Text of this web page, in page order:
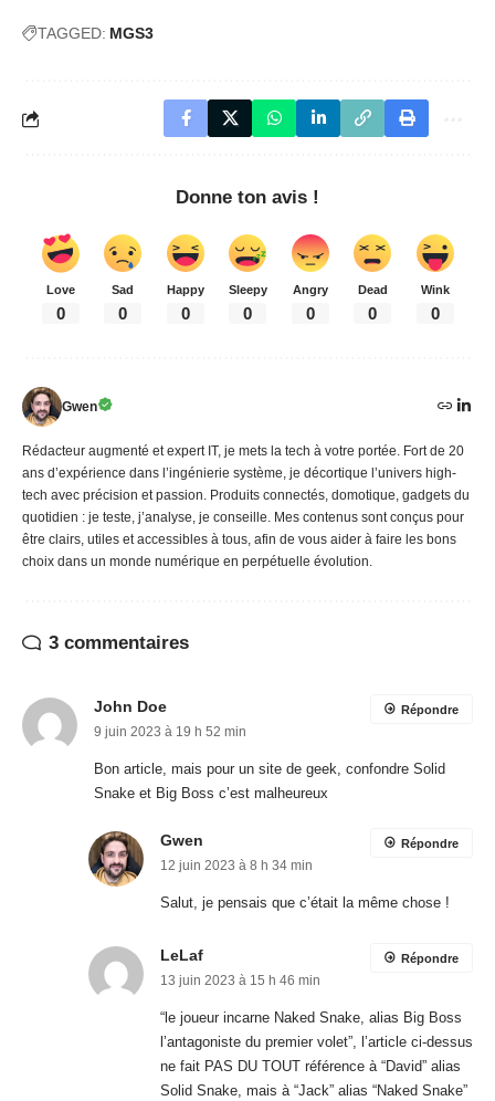
TAGGED: MGS3
Donne ton avis !
Love
0
Sad
0
Happy
0
Sleepy
0
Angry
0
Dead
0
Wink
0
Gwen
Rédacteur augmenté et expert IT, je mets la tech à votre portée. Fort de 20
ans d’expérience dans l’ingénierie système, je décortique l’univers high-
tech avec précision et passion. Produits connectés, domotique, gadgets du
quotidien : je teste, j’analyse, je conseille. Mes contenus sont conçus pour
être clairs, utiles et accessibles à tous, afin de vous aider à faire les bons
choix dans un monde numérique en perpétuelle évolution.
3 commentaires
John Doe
9 juin 2023 à 19 h 52 min
Bon article, mais pour un site de geek, confondre Solid
Snake et Big Boss c’est malheureux
Répondre
Gwen
12 juin 2023 à 8 h 34 min
Salut, je pensais que c’était la même chose !
Répondre
LeLaf
13 juin 2023 à 15 h 46 min
“le joueur incarne Naked Snake, alias Big Boss
l’antagoniste du premier volet”, l’article ci-dessus
ne fait PAS DU TOUT référence à “David” alias
Solid Snake, mais à “Jack” alias “Naked Snake”
Répondre